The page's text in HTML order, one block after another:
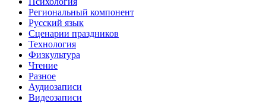
Региональный компонент
Русский язык
Сценарии праздников
Технология
Физкультура
Чтение
Разное
Аудиозаписи
Видеозаписи